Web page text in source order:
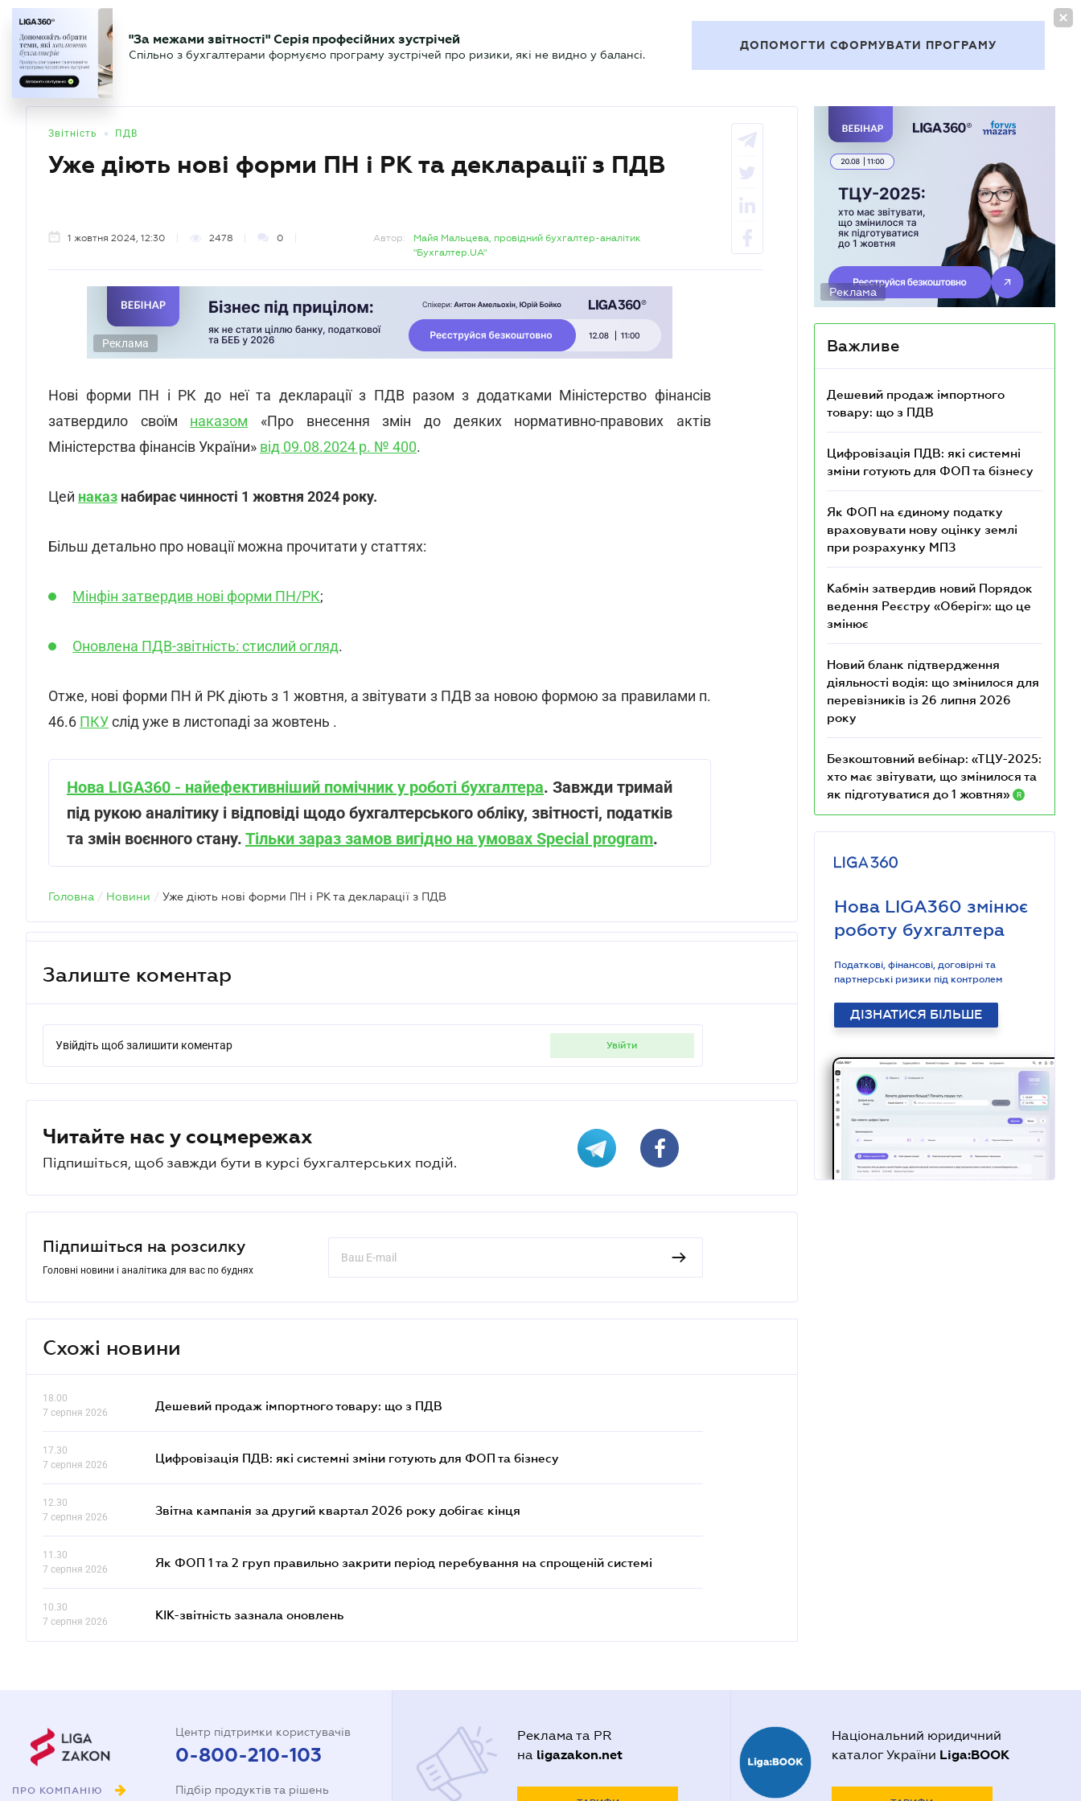
БУХГАЛТЕР Новини Аналітика Календар Актуально
"За межами звітності" Серія професійних зустрічей
Спільно з бухгалтерами формуємо програму зустрічей про ризики, які не видно у балансі.
ДОПОМОГТИ СФОРМУВАТИ ПРОГРАМУ
Звітність • ПДВ
Уже діють нові форми ПН і РК та декларації з ПДВ
1 жовтня 2024, 12:30 2478 0 Автор:
Майя Мальцева, провідний бухгалтер-аналітик
"Бухгалтер.UA"
Реклама
Нові форми ПН і РК до неї та декларації з ПДВ разом з додатками Міністерство фінансів
затвердило своїм наказом «Про внесення змін до деяких нормативно-правових актів
Міністерства фінансів України» від 09.08.2024 р. № 400.
Цей наказ набирає чинності 1 жовтня 2024 року.
Більш детально про новації можна прочитати у статтях:
Мінфін затвердив нові форми ПН/РК;
Оновлена ПДВ-звітність: стислий огляд.
Отже, нові форми ПН й РК діють з 1 жовтня, а звітувати з ПДВ за новою формою за правилами п.
46.6 ПКУслід уже в листопаді за жовтень .
Нова LIGA360 - найефективніший помічник у роботі бухгалтера. Завжди тримай
під рукою аналітику і відповіді щодо бухгалтерського обліку, звітності, податків
та змін воєнного стану. Тільки зараз замов вигідно на умовах Special program.
Головна / Новини / Уже діють нові форми ПН і РК та декларації з ПДВ
Залиште коментар
Увійдіть щоб залишити коментар увійти
Читайте нас у соцмережах
Підпишіться, щоб завжди бути в курсі бухгалтерських подій.
Підпишіться на розсилку
Головні новини і аналітика для вас по буднях
Схожі новини
18.00
7 серпня 2026
Дешевий продаж імпортного товару: що з ПДВ
17.30
7 серпня 2026
Цифровізація ПДВ: які системні зміни готують для ФОП та бізнесу
12.30
7 серпня 2026
Звітна кампанія за другий квартал 2026 року добігає кінця
11.30
7 серпня 2026
Як ФОП 1 та 2 груп правильно закрити період перебування на спрощеній системі
10.30
7 серпня 2026
КІК-звітність зазнала оновлень
Реклама
Важливе
Дешевий продаж імпортного
товару: що з ПДВ
Цифровізація ПДВ: які системні
зміни готують для ФОП та бізнесу
Як ФОП на єдиному податку
враховувати нову оцінку землі
при розрахунку МПЗ
Кабмін затвердив новий Порядок
ведення Реєстру «Оберіг»: що це
змінює
Новий бланк підтвердження
діяльності водія: що змінилося для
перевізників із 26 липня 2026
року
Безкоштовний вебінар: «ТЦУ-2025:
хто має звітувати, що змінилося та
як підготуватися до 1 жовтня»
R
Нова LIGA360 змінює
роботу бухгалтера
Податкові, фінансові, договірні та
партнерські ризики під контролем
ДІЗНАТИСЯ БІЛЬШЕ
ПРО КОМПАНІЮ
Центр підтримки користувачів
0-800-210-103
Підбір продуктів та рішень
Реклама та PR
на ligazakon.net
Національний юридичний
каталог України Liga:BOOK